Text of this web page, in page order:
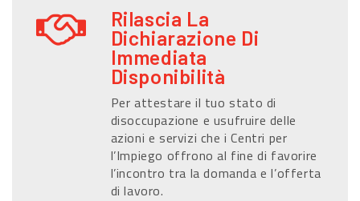
Rilascia La
Dichiarazione Di
Immediata
Disponibilità
Per attestare il tuo stato di
disoccupazione e usufruire delle
azioni e servizi che i Centri per
l’Impiego offrono al fine di favorire
l’incontro tra la domanda e l’offerta
di lavoro.